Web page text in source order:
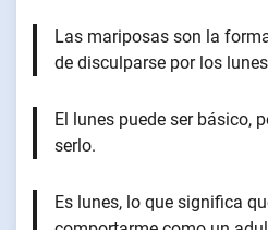
Las mariposas son la
de disculparse por los
El lunes puede ser básico,
serlo.
Es lunes, lo que significa